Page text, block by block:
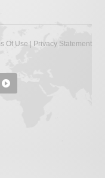
Of Use | Privacy Statement